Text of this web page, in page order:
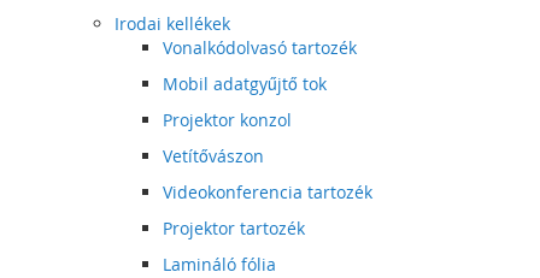
Irodai kellékek
Vonalkódolvasó tartozék
Mobil adatgyűjtő tok
Projektor konzol
Vetítővászon
Videokonferencia tartozék
Projektor tartozék
Lamináló fólia